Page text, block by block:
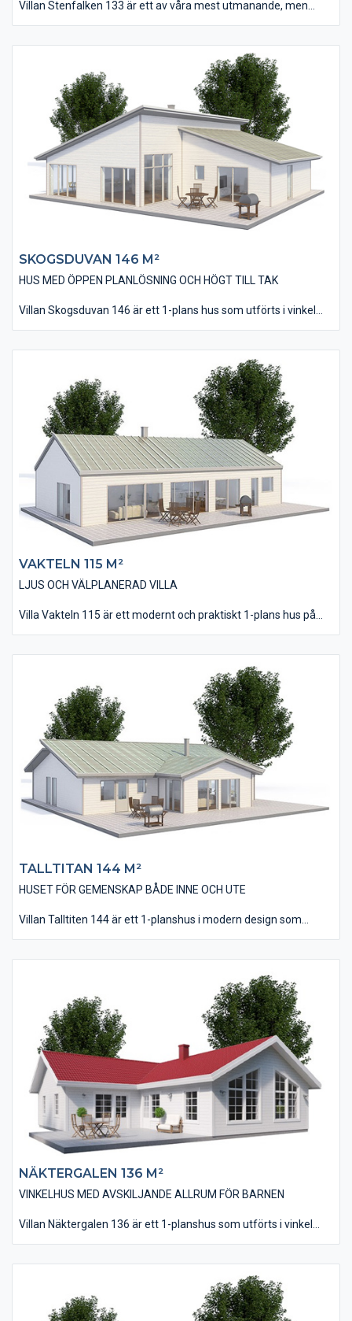
Villan Stenfalken 133 är ett av våra mest utmanande, men
kraftig ramkonstruktion. Invändigt är huset på 133 m² och
innehåller tre stycken sovrum – som kan bli 4 om man gör om
allrummet till ett extra sovrum.
Huset är utfört med en behaglig öppenhet och rymd som
förstärks av att innertaket delvis lutar som yttertaket. Den
öppna planlösningen med kök/matplats och vardagsrum tillför
en känsla av närhet och gemenskap vart man än befinner sig.
SKOGSDUVAN 146 M²
HUS MED ÖPPEN PLANLÖSNING OCH HÖGT TILL TAK
Villan Skogsduvan 146 är ett 1-plans hus som utförts i vinkel
öppen planlösning där kök/matplats och vardagsrummet ligger
tillsammans. Huset har dessutom ett avskilt allrum som
tillexempel kan användas som TV-rum.
Vardagsrummet har ett ryggåstak som skapar en härlig rymd
och volym. Husets vinkel kan till fördel utnyttjas för en altan
eller uteplats.
VAKTELN 115 M²
LJUS OCH VÄLPLANERAD VILLA
Villa Vakteln 115 är ett modernt och praktiskt 1-plans hus på
Invändigt innehåller huset alla de rum man skall hitta i ett nytt
hus inkl. 3 st väl tilltagna Sovrum. Se gärna till samspelet mellan
Vardagsrum och Kök/Matplats. Generellt har villan utförs med
stora fönsterpartier som släpper in ljus och bidrar till det
trevliga intryck man får invändigt.
TALLTITAN 144 M²
HUSET FÖR GEMENSKAP BÅDE INNE OCH UTE
Villan Talltiten 144 är ett 1-planshus i modern design som
Invändigt har huset en lagom öppenhet i planlösningen med en
direkt närhet mellan kök/matplats och vardagsrum. I huset
finns tre stycken väl tilltagna sovrum och dessutom ett allrum
som kan användas som TV-rum. Vardagsrummet har ett
ryggåstak, vilket ger rummet en känsla av extrarymd och -
volym.
NÄKTERGALEN 136 M²
VINKELHUS MED AVSKILJANDE ALLRUM FÖR BARNEN
Villan Näktergalen 136 är ett 1-planshus som utförts i vinkel
barnens ligger i anslutning till husets allrum. Vardagsrum, kök
och matplats har utförts med ett ryggåstak vilket bidrar till en
härlig rymdkänsla.